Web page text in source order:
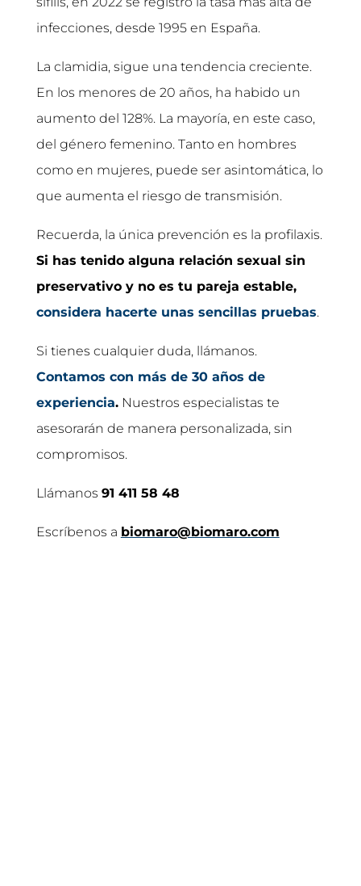
infecciones, desde 1995 en España.
La clamidia, sigue una tendencia creciente.
En los menores de 20 años, ha habido un
aumento del 128%. La mayoría, en este caso,
del género femenino. Tanto en hombres
como en mujeres, puede ser asintomática, lo
que aumenta el riesgo de transmisión.
Recuerda, la única prevención es la profilaxis.
Si has tenido alguna relación sexual sin
preservativo y no es tu pareja estable,
considera hacerte unas sencillas pruebas.
Si tienes cualquier duda, llámanos.
Contamos con más de 30 años de
experiencia.Nuestros especialistas te
asesorarán de manera personalizada, sin
compromisos.
Llámanos 91 411 58 48
Escríbenos a biomaro@biomaro.com